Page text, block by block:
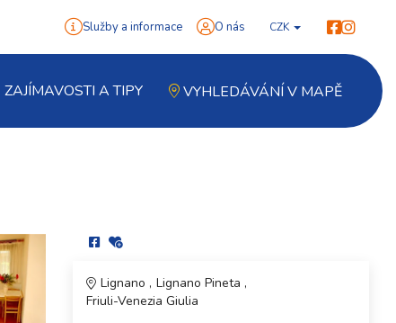
Služby a informace O nás CZK
ZAJÍMAVOSTI A TIPY VYHLEDÁVÁNÍ V MAPĚ
Lignano
Lignano Pineta
Friuli-Venezia Giulia